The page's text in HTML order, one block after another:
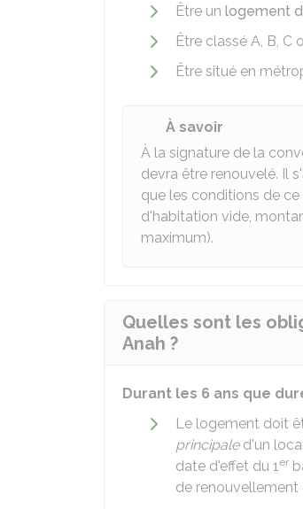
Être un logement
Être classé A, B, C
Être situé en
À savoir
À la signature de la
devra être renouvelé. Il
que les conditions de
d'habitation vide,
maximum).
Quelles sont les
Anah ?
Durant les 6 ans que
Le logement doit
principaled'un
date d'effet du 1er
de renouvellement